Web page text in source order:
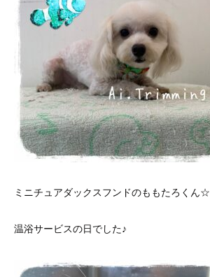
ミニチュアダックスフンドのももたろくん☆
温浴サービスの日でした♪